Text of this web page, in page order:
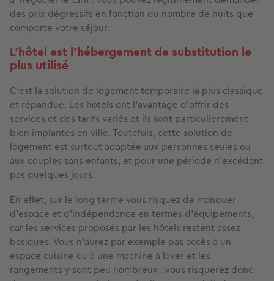
des prix dégressifs en fonction du nombre de nuits que
comporte votre séjour.
L'hôtel est l'hébergement de substitution le
plus utilisé
C’est la solution de logement temporaire la plus classique
et répandue. Les hôtels ont l’avantage d’offrir des
services et des tarifs variés et ils sont particulièrement
bien implantés en ville. Toutefois, cette solution de
logement est surtout adaptée aux personnes seules ou
aux couples sans enfants, et pour une période n’excédant
pas quelques jours.
En effet, sur le long terme vous risquez de manquer
d’espace et d’indépendance en termes d’équipements,
car les services proposés par les hôtels restent assez
basiques. Vous n'aurez par exemple pas accès à un
espace cuisine ou à une machine à laver et les
rangements y sont peu nombreux : vous risquerez donc